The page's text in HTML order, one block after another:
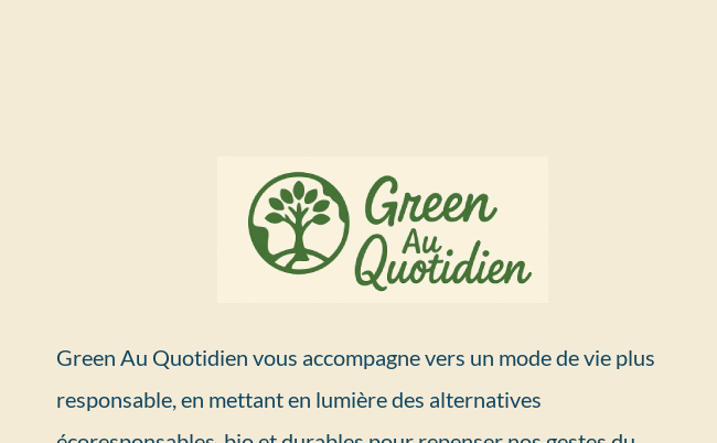
Green Au Quotidien vous accompagne vers un mode de vie plus
responsable, en mettant en lumière des alternatives